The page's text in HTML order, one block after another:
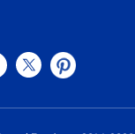
LinkedintwitterPinterest